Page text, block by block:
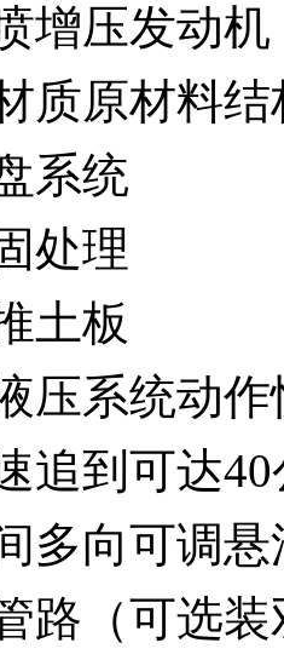
增压发动
质原材料结
系统
处理
土板
压系统动
追到可达
多向可调
路（可选